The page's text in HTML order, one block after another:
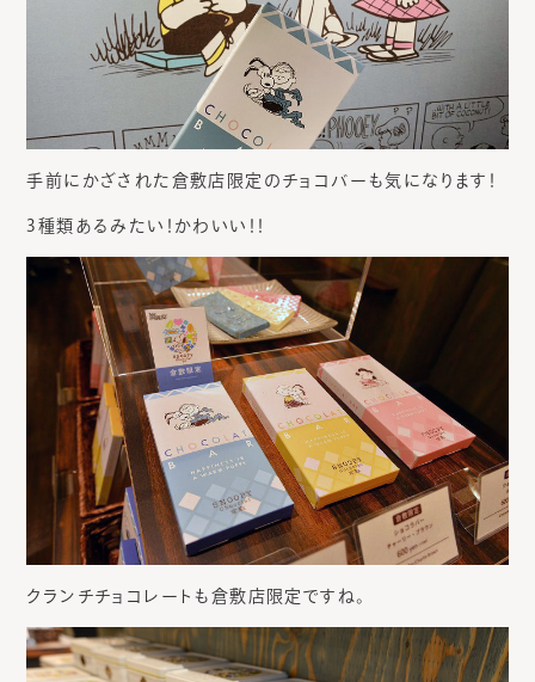
手前にかざされた倉敷店限定のチョコバーも気になります！
3種類あるみたい！かわいい！！
クランチチョコレートも倉敷店限定ですね。